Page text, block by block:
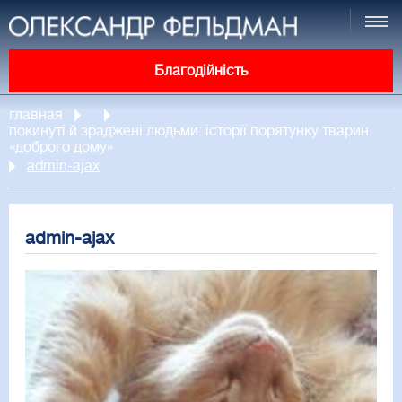
Благодійність
главная
покинуті й зраджені людьми: історії порятунку тварин
«доброго дому»
admin-ajax
admin-ajax